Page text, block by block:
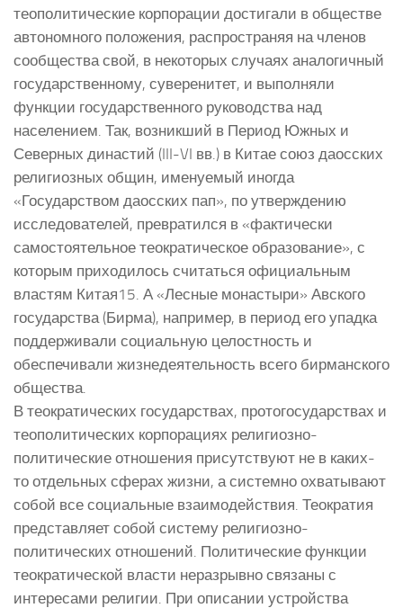
теополитические корпорации достигали в обществе
автономного положения, распространяя на членов
сообщества свой, в некоторых случаях аналогичный
государственному, суверенитет, и выполняли
функции государственного руководства над
населением. Так, возникший в Период Южных и
Северных династий (III-VI вв.) в Китае союз даосских
религиозных общин, именуемый иногда
«Государством даосских пап», по утверждению
исследователей, превратился в «фактически
самостоятельное теократическое образование», с
которым приходилось считаться официальным
властям Китая15. А «Лесные монастыри» Авского
государства (Бирма), например, в период его упадка
поддерживали социальную целостность и
обеспечивали жизнедеятельность всего бирманского
общества.
В теократических государствах, протогосударствах и
теополитических корпорациях религиозно-
политические отношения присутствуют не в каких-
то отдельных сферах жизни, а системно охватывают
собой все социальные взаимодействия. Теократия
представляет собой систему религиозно-
политических отношений. Политические функции
теократической власти неразрывно связаны с
интересами религии. При описании устройства